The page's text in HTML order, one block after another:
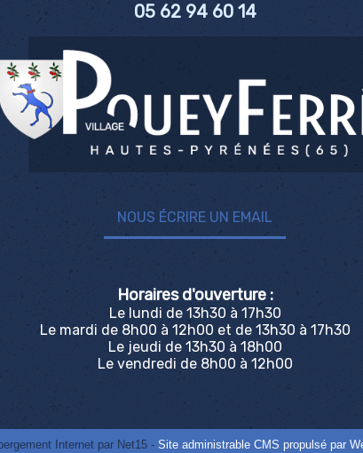
05 62 94 60 14
NOUS ÉCRIRE UN EMAIL
Horaires d'ouverture :
Le lundi de 13h30 à 17h30
Le mardi de 8h00 à 12h00 et de 13h30 à 17h30
Le jeudi de 13h30 à 18h00
Le vendredi de 8h00 à 12h00
Internet par Net15 -Site administrable CMS propulsé par